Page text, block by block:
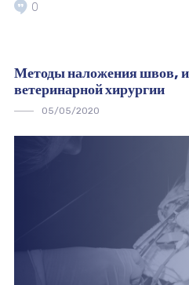
0
Методы наложения швов,
ветеринарной хирургии
05/05/2020